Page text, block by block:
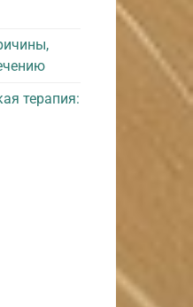
терапия: